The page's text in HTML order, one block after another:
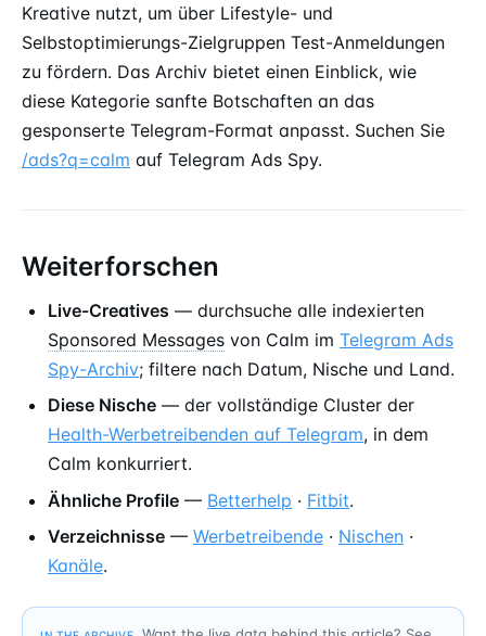
Kreative nutzt, um über Lifestyle- und
Selbstoptimierungs-Zielgruppen Test-Anmeldungen
zu fördern. Das Archiv bietet einen Einblick, wie
diese Kategorie sanfte Botschaften an das
gesponserte Telegram-Format anpasst. Suchen Sie
/ads?q=calm auf Telegram Ads Spy.
Weiterforschen
Live-Creatives — durchsuche alle indexierten
Sponsored Messages von Calm im Telegram Ads
Spy-Archiv; filtere nach Datum, Nische und Land.
Diese Nische — der vollständige Cluster der
Health-Werbetreibenden auf Telegram, in dem
Calm konkurriert.
Ähnliche Profile — Betterhelp · Fitbit.
Verzeichnisse — Werbetreibende · Nischen ·
Kanäle.